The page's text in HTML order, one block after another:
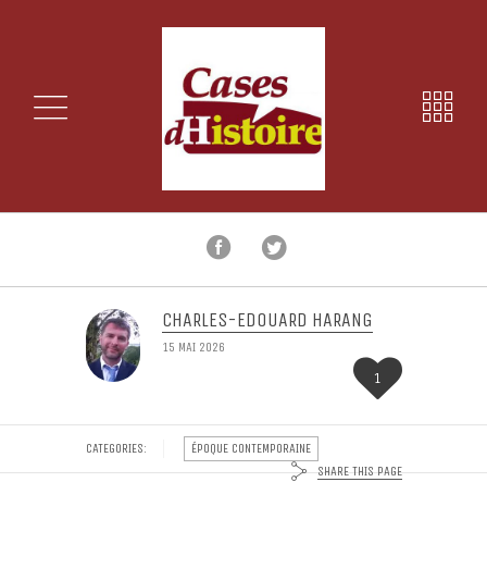
CHARLES-EDOUARD HARANG
15 MAI 2026
1
CATEGORIES:
ÉPOQUE CONTEMPORAINE
SHARE THIS PAGE